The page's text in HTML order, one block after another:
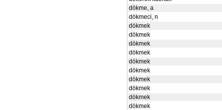
dökme, a
dökmeci, n
dökmek
dökmek
dökmek
dökmek
dökmek
dökmek
dökmek
dökmek
dökmek
dökmek